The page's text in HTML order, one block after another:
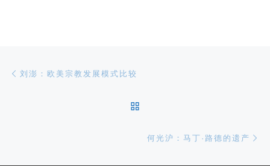
文章导航
刘澎：欧美宗教发展模式比较
何光沪：马丁·路德的遗产